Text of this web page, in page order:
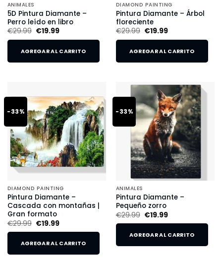
ANIMALES
5D Pintura Diamante –
Perro leído en libro
€29.99 €19.99
AGREGAR AL CARRITO
DIAMOND PAINTING
Pintura Diamante – Árbol
floreciente
€29.99 €19.99
AGREGAR AL CARRITO
-33%
DIAMOND PAINTING
Pintura Diamante –
Cascada con montañas |
Gran formato
€29.99 €19.99
AGREGAR AL CARRITO
-33%
ANIMALES
Pintura Diamante –
Pequeño zorro
€29.99 €19.99
AGREGAR AL CARRITO